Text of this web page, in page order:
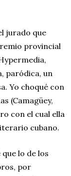
jurado que
provincial
paródica, un
Yo choqué con
(Camagüey,
con el cual ella
cubano.
lo de los
por